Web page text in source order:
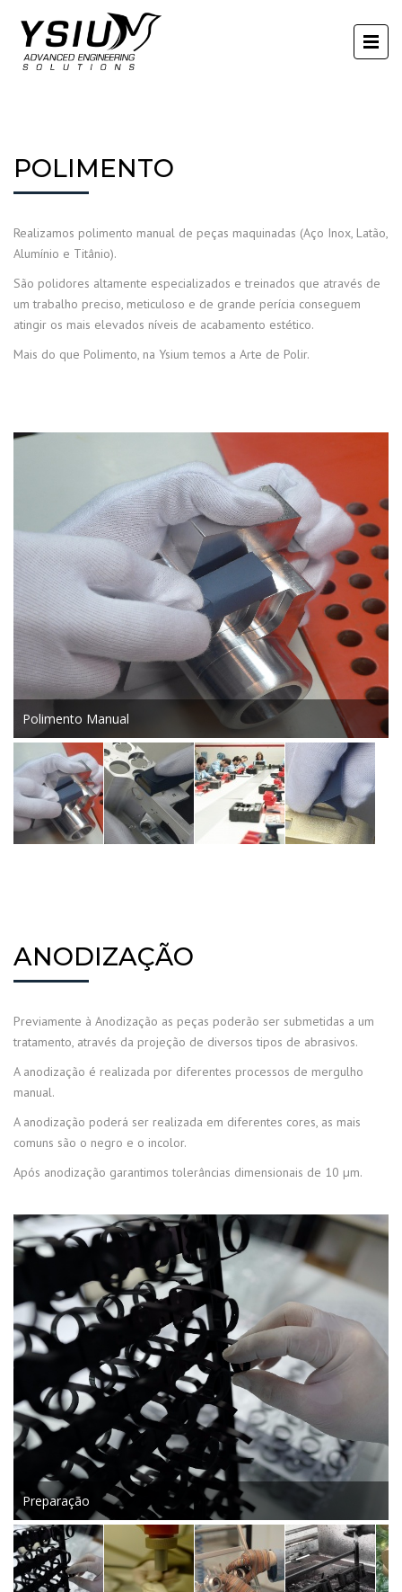
POLIMENTO
Realizamos polimento manual de peças maquinadas (Aço Inox, Latão,
Alumínio e Titânio).
São polidores altamente especializados e treinados que através de
um trabalho preciso, meticuloso e de grande perícia conseguem
atingir os mais elevados níveis de acabamento estético.
Mais do que Polimento, na Ysium temos a Arte de Polir.
Polimento Manual
Preparação
ANODIZAÇÃO
Previamente à Anodização as peças poderão ser submetidas a um
tratamento, através da projeção de diversos tipos de abrasivos.
A anodização é realizada por diferentes processos de mergulho
manual.
A anodização poderá ser realizada em diferentes cores, as mais
comuns são o negro e o incolor.
Após anodização garantimos tolerâncias dimensionais de 10 µm.